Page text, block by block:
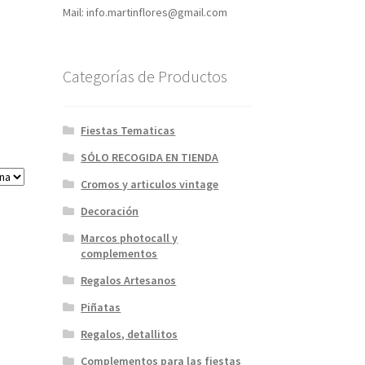
Mail: info.martinflores@gmail.com
Categorías de Productos
Fiestas Tematicas
SÓLO RECOGIDA EN TIENDA
Cromos y articulos vintage
Decoración
Marcos photocall y
complementos
Regalos Artesanos
Piñatas
Regalos, detallitos
Complementos para las fiestas